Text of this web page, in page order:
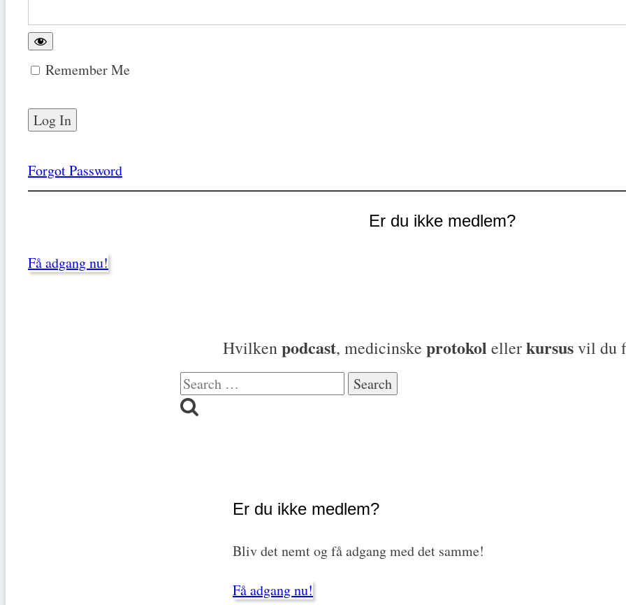
Remember Me
Forgot Password
Er du ikke medlem?
Få adgang nu!
Hvilkenpodcast, medicinske protokol ellerkursusvil du
Search
for:
Er du ikke medlem?
Bliv det nemt og få adgang med det samme!
Få adgang nu!